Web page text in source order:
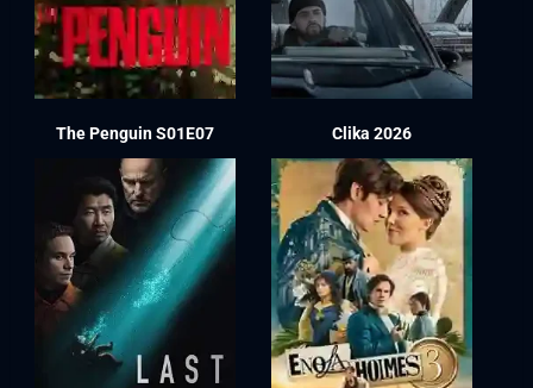
The Penguin S01E07 Clika 2026